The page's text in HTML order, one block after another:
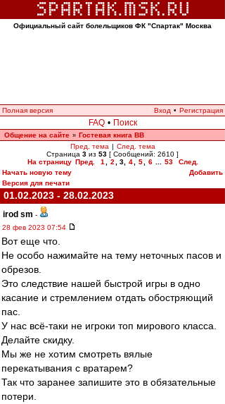
Официальный сайт болельщиков ФК "Спартак" Москва
Полная версия Вход • Регистрация
FAQ • Поиск
Общение на сайте » Гостевая книга ВВ
Пред. тема | След. тема
Страница 3 из 53 [ Сообщений: 2610 ]
На страницу Пред. 1 2 3, 4 5 6 53
След.
Начать новую тему
Добавить
Версия для печати
01.02.2023 - 28.02.2023
irod sm -
28 фев 2023 07:54
Вот еще что.
Не особо нажимайте на тему неточных пасов и
обрезов.
Это следствие нашей быстрой игры в одно
касание и стремлением отдать обостряющий
пас.
У нас всё-таки не игроки топ мирового класса.
Делайте скидку.
Мы же не хотим смотреть вялые
перекатывания с вратарем?
Так что заранее запишите это в обязательные
потери.